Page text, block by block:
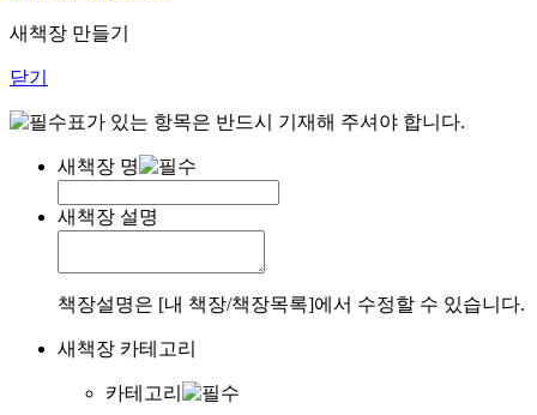
새책장 만들기
닫기
표가 있는 항목은 반드시 기재해 주셔야 합니다.
새책장 명
새책장 설명
책장설명은 [내 책장/책장목록]에서 수정할 수 있습니다.
새책장 카테고리
카테고리